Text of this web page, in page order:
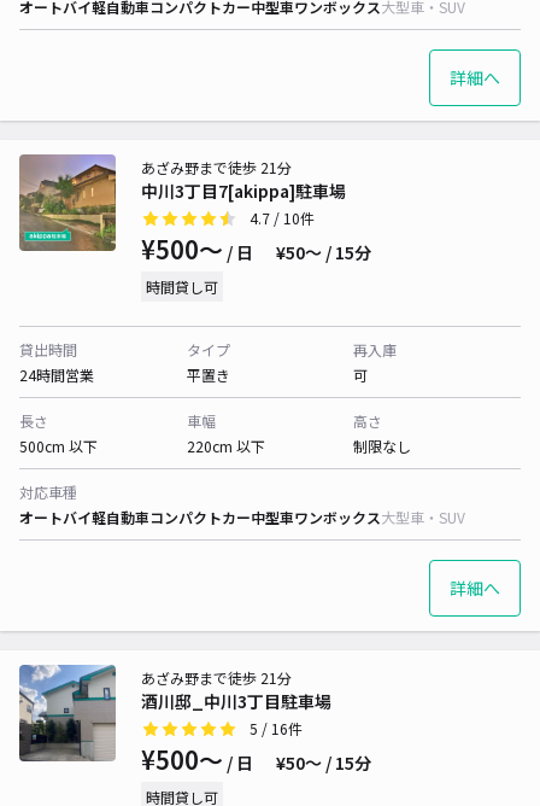
オートバイ軽自動車コンパクトカー中型車ワンボックス大型車・SUV
詳細へ
中川3丁目7[akippa]駐車場
あざみ野まで徒歩 21分
4.7 / 10件
¥500〜 / 日 ¥50〜 / 15分
時間貸し可
貸出時間
24時間営業
タイプ
平置き
再入庫
可
長さ
500cm 以下
車幅
220cm 以下
高さ
制限なし
対応車種
オートバイ軽自動車コンパクトカー中型車ワンボックス大型車・SUV
詳細へ
酒川邸_中川3丁目駐車場
あざみ野まで徒歩 21分
5 / 16件
¥500〜 / 日 ¥50〜 / 15分
時間貸し可